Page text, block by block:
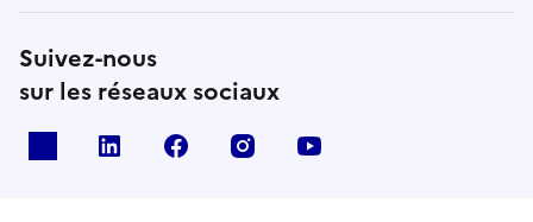
Suivez-nous
sur les réseaux sociaux
Linkedin Facebook Instagram